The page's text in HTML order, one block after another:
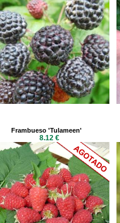
Frambueso 'Tulameen'
8.12 €